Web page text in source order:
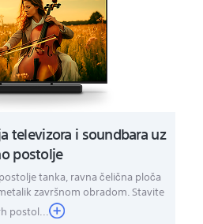
televizora i soundbara uz
postolje
tanka, ravna čelična ploča
završnom obradom. Stavite
postol...